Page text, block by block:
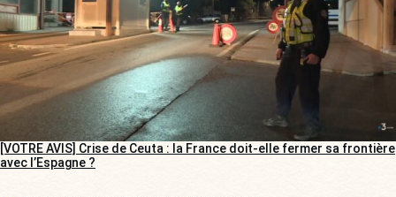
[VOTRE AVIS] Crise de Ceuta : la France doit-elle fermer sa frontière
avec l’Espagne ?